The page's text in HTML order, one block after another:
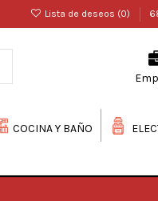
Lista de deseos (0)
COCINA Y BAÑO